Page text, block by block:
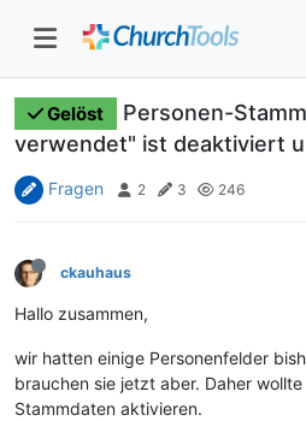
Gelöst
Personen-
verwendet" ist deaktiviert
Fragen 2 3 246
ckauhaus
Hallo zusammen,
wir hatten einige Personenfelder
brauchen sie jetzt aber. Daher
Stammdaten aktivieren.